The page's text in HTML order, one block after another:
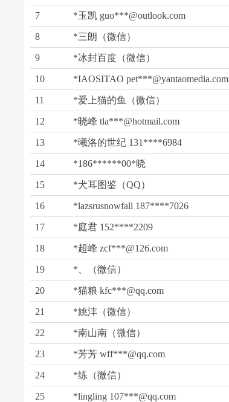
7 *玉凯 guo***@outlook.com
8 *三朗（微信）
9 *冰封百度（微信）
10 *IAOSITAO pet***@yantaomedia.com
11 *爱上猫的鱼（微信）
12 *晓峰 tla***@hotmail.com
13 *曦洛的世纪 131****6984
14 *186******00*晓
15 *犬耳图鉴（QQ）
16 *lazsrusnowfall 187****7026
17 *庭君 152****2209
18 *超峰 zcf***@126.com
19 *、（微信）
20 *猫粮 kfc***@qq.com
21 *姚沣（微信）
22 *南山南（微信）
23 *芳芳 wff***@qq.com
24 *练（微信）
25 *lingling 107***@qq.com